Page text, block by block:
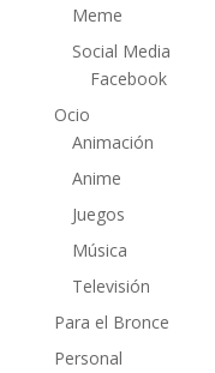
Meme
Social Media
Facebook
Ocio
Animación
Anime
Juegos
Música
Televisión
Para el Bronce
Personal